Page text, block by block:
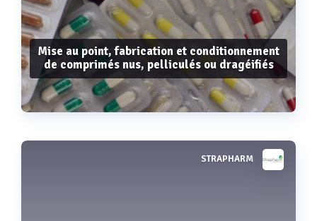
Mise au point, fabrication et conditionnement
de comprimés nus, pelliculés ou dragéifiés
STRAPHARM